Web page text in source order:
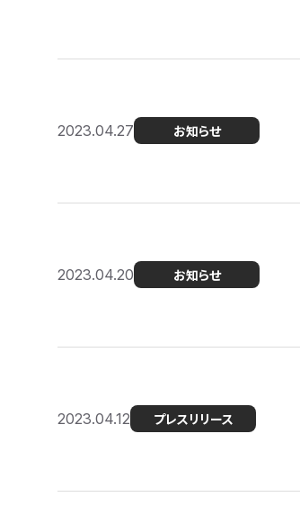
2023.04.27 お知らせ
2023.04.20 お知らせ
2023.04.12 プレスリリース